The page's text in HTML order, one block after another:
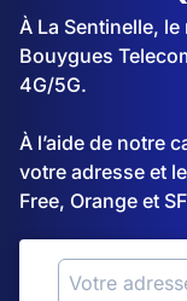
À La Sentinelle,
Bouygues
4G/5G.
À l’aide de notre
votre adresse et
Free, Orange et